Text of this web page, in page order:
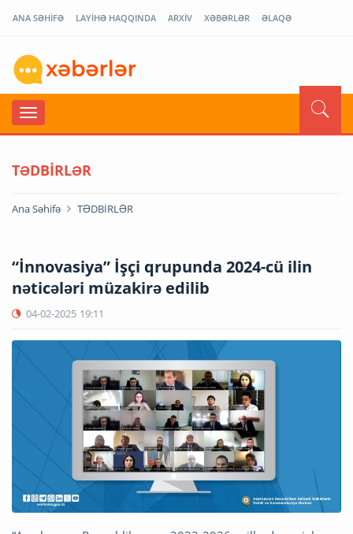
ANA SƏHİFƏ LAYİHƏ HAQQINDA ARXİV XƏBƏRLƏR ƏLAQƏ
TƏDBİRLƏR
Ana Səhifə TƏDBİRLƏR
“İnnovasiya” İşçi qrupunda 2024-cü ilin
nəticələri müzakirə edilib
04-02-2025 19:11